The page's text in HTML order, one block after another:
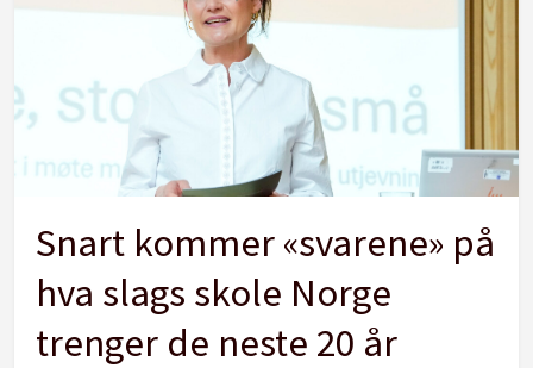
Snart kommer «svarene» på
hva slags skole Norge
trenger de neste 20 år